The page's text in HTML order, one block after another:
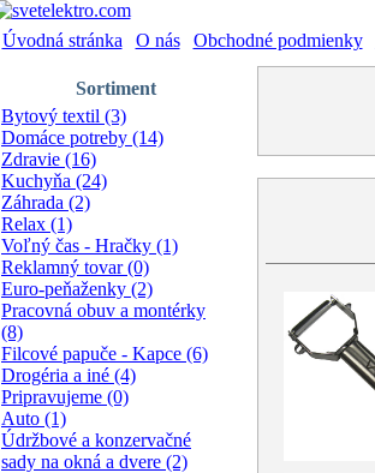
Úvodná stránka O nás| Obchodné podmienky|
Sortiment
Bytový textil (3)
Domáce potreby (14)
Zdravie (16)
Kuchyňa (24)
Záhrada (2)
Relax (1)
Voľný čas - Hračky (1)
Reklamný tovar (0)
Euro-peňaženky (2)
Pracovná obuv a montérky
(8)
Filcové papuče - Kapce (6)
Drogéria a iné (4)
Pripravujeme (0)
Auto (1)
Údržbové a konzervačné
sady na okná a dvere (2)